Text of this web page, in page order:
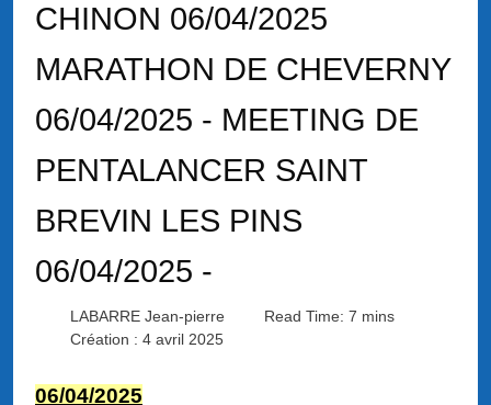
CHINON 06/04/2025
MARATHON DE CHEVERNY
06/04/2025 - MEETING DE
PENTALANCER SAINT
BREVIN LES PINS
06/04/2025 -
LABARRE Jean-pierre
Read Time: 7 mins
Création : 4 avril 2025
06/04/2025